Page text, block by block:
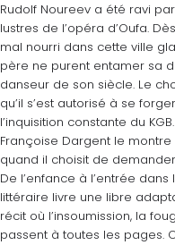
Rudolf Noureev a été ravi
lustres de l’opéra d’Oufa.
mal nourri dans cette ville
père ne purent entamer sa
danseur de son siècle. Le
qu’il s’est autorisé à se
l’inquisition constante du
Françoise Dargent le
quand il choisit de
De l’enfance à l’entrée
littéraire livre une libre
récit où l’insoumission, la
passent à toutes les pages.